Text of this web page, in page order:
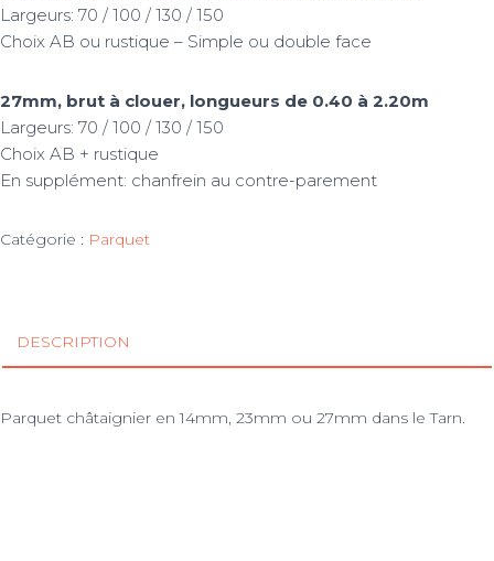
Largeurs: 70 / 100 / 130 / 150
Choix AB ou rustique – Simple ou double face
27mm, brut à clouer, longueurs de 0.40 à 2.20m
Largeurs: 70 / 100 / 130 / 150
Choix AB + rustique
En supplément: chanfrein au contre-parement
Catégorie : Parquet
DESCRIPTION
Parquet châtaignier en 14mm, 23mm ou 27mm dans le Tarn.